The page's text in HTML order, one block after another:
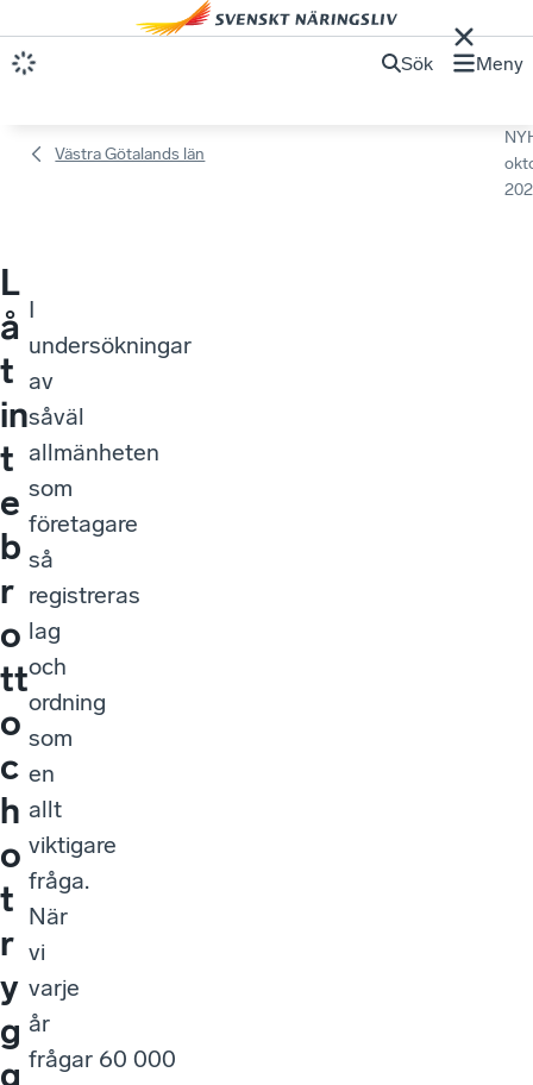
Sök Meny
Västra Götalands län
L
å
t
in
t
e
b
r
o
tt
o
c
h
o
t
r
y
g
g
I
undersökningar
av
såväl
allmänheten
som
företagare
så
registreras
lag
och
ordning
som
en
allt
viktigare
fråga.
När
vi
varje
år
frågar 60 000